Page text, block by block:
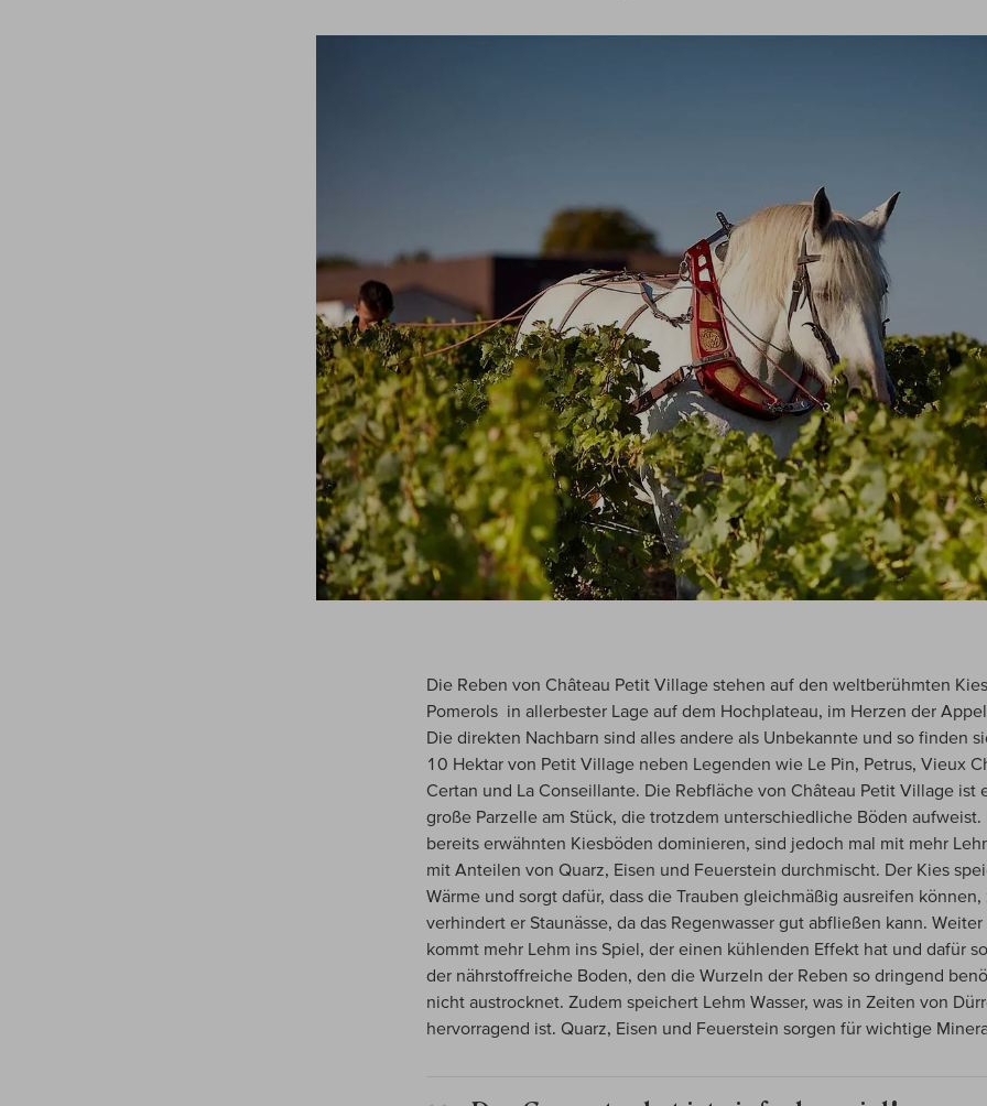
Die Reben von Château Petit Village stehen auf den weltberühmten
Pomerols in allerbester Lage auf dem Hochplateau, im Herzen der
Die direkten Nachbarn sind alles andere als Unbekannte und so finden
10 Hektar von Petit Village neben Legenden wie Le Pin, Petrus, Vieux
Certan und La Conseillante. Die Rebfläche von Château Petit Village ist
große Parzelle am Stück, die trotzdem unterschiedliche Böden aufweist.
bereits erwähnten Kiesböden dominieren, sind jedoch mal mit mehr
mit Anteilen von Quarz, Eisen und Feuerstein durchmischt. Der Kies
Wärme und sorgt dafür, dass die Trauben gleichmäßig ausreifen können,
verhindert er Staunässe, da das Regenwasser gut abfließen kann.
kommt mehr Lehm ins Spiel, der einen kühlenden Effekt hat und dafür
der nährstoffreiche Boden, den die Wurzeln der Reben so dringend
nicht austrocknet. Zudem speichert Lehm Wasser, was in Zeiten von
hervorragend ist. Quarz, Eisen und Feuerstein sorgen für wichtige